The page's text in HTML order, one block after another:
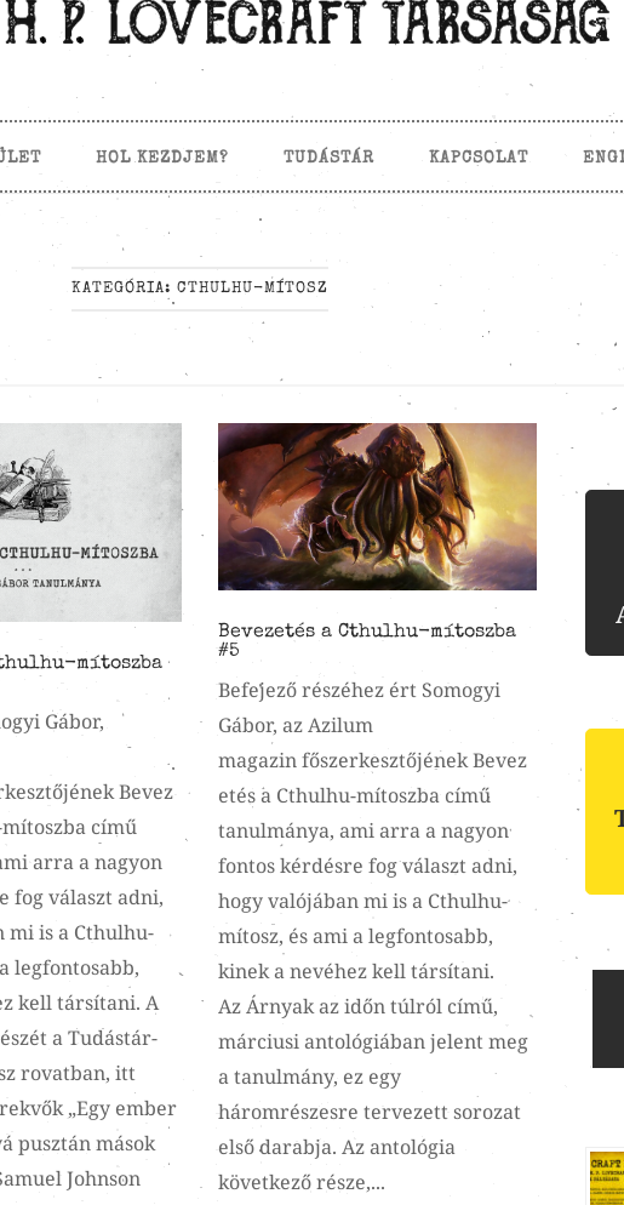
HOL KEZDJEM? TUDÁSTÁR KAPCSOLAT
KATEGÓRIA: CTHULHU-MÍTOSZ
mítoszba
Gábor,
Bevez
című
arra a nagyon
fog választ adni,
mi is a Cthulhu-
legfontosabb,
kell társítani. A
a Tudástár-
rovatban, itt
„Egy ember
pusztán mások
Johnson
Bevezetés a Cthulhu-mítoszba
#5
Befejező részéhez ért Somogyi
Gábor, az Azilum
magazin főszerkesztőjének Bevez
etés a Cthulhu-mítoszba című
tanulmánya, ami arra a nagyon
fontos kérdésre fog választ adni,
hogy valójában mi is a Cthulhu-
mítosz, és ami a legfontosabb,
kinek a nevéhez kell társítani.
Az Árnyak az időn túlról című,
márciusi antológiában jelent meg
a tanulmány, ez egy
háromrészesre tervezett sorozat
első darabja. Az antológia
következő része,...